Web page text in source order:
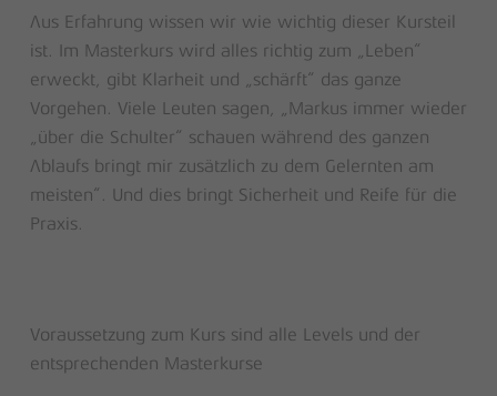
Aus Erfahrung wissen wir wie wichtig dieser Kursteil
ist. Im Masterkurs wird alles richtig zum „Leben“
erweckt, gibt Klarheit und „schärft“ das ganze
Vorgehen. Viele Leuten sagen, „Markus immer wieder
„über die Schulter“ schauen während des ganzen
Ablaufs bringt mir zusätzlich zu dem Gelernten am
meisten“. Und dies bringt Sicherheit und Reife für die
Praxis.
Voraussetzung zum Kurs sind alle Levels und der
entsprechenden Masterkurse